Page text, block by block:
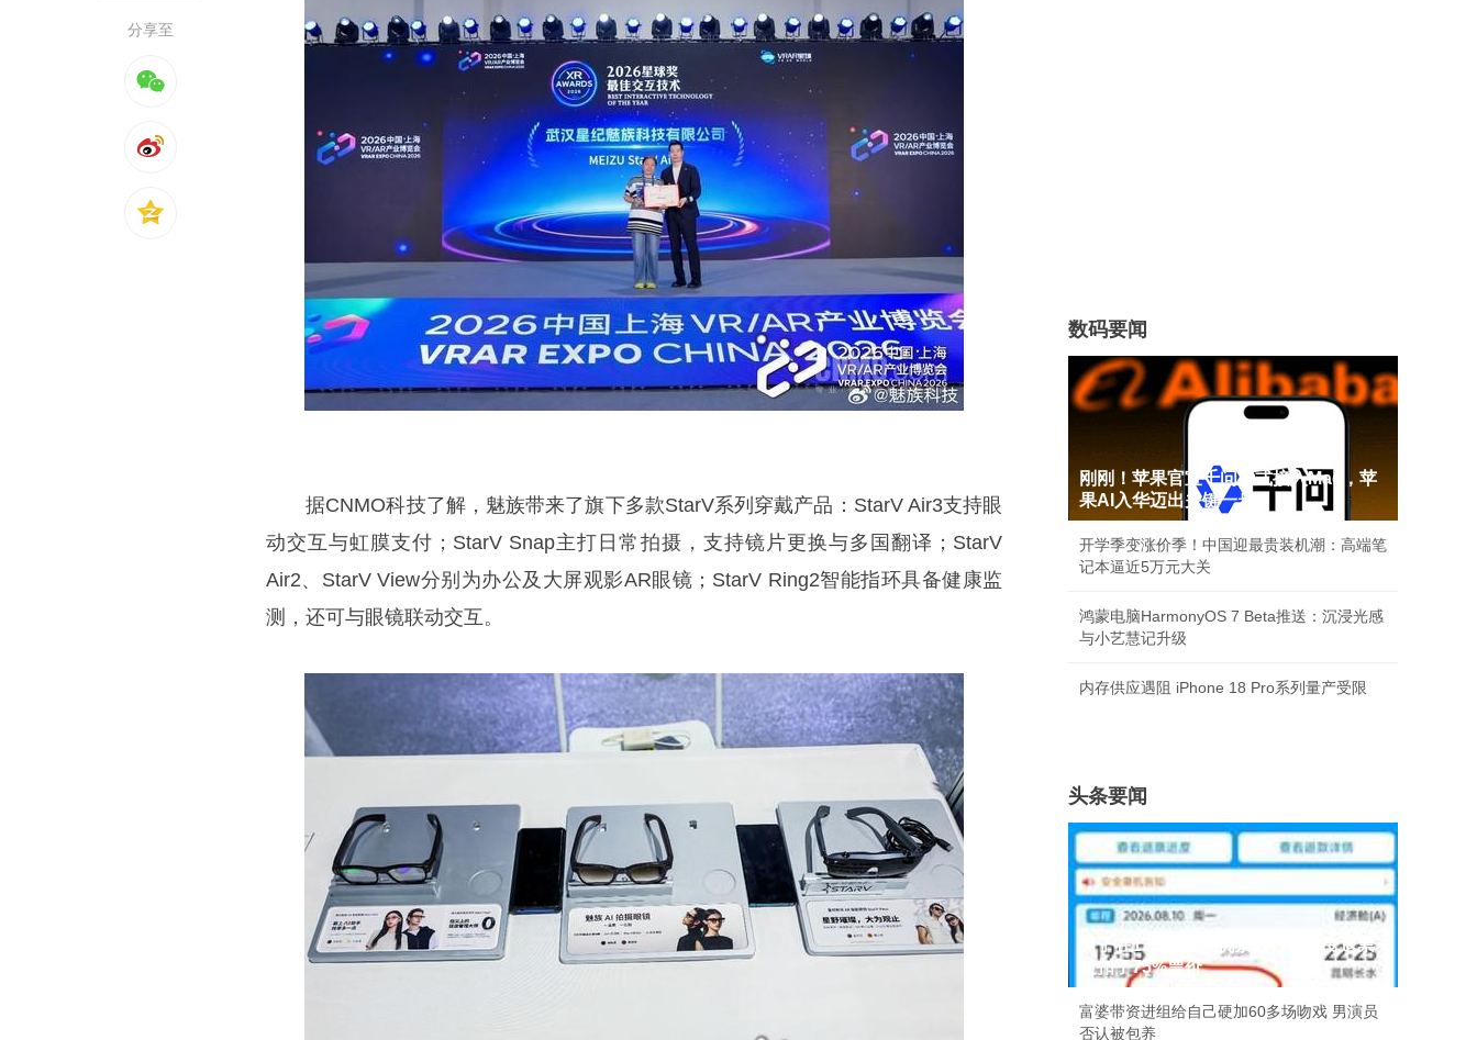
分享至
据CNMO科技了解，魅族带来了旗下多款StarV系列穿戴产品：StarV Air3支持眼
动交互与虹膜支付；StarV Snap主打日常拍摄，支持镜片更换与多国翻译；StarV
Air2、StarV View分别为办公及大屏观影AR眼镜；StarV Ring2智能指环具备健康监
测，还可与眼镜联动交互。
数码要闻
刚刚！苹果官宣千问正式接入Mac，苹
果AI入华迈出关键一步
开学季变涨价季！中国迎最贵装机潮：高端笔
记本逼近5万元大关
鸿蒙电脑HarmonyOS 7 Beta推送：沉浸光感
与小艺慧记升级
内存供应遇阻 iPhone 18 Pro系列量产受限
头条要闻
男子在12306上买机票因行程有变退票
被扣了75%票价
富婆带资进组给自己硬加60多场吻戏 男演员
否认被包养